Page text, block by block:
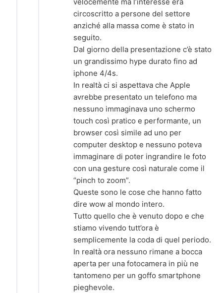
circoscritto a persone del settore
anziché alla massa come è stato in
seguito.
Dal giorno della presentazione c’è stato
un grandissimo hype durato fino ad
iphone 4/4s.
In realtà ci si aspettava che Apple
avrebbe presentato un telefono ma
nessuno immaginava uno schermo
touch così pratico e performante, un
browser così simile ad uno per
computer desktop e nessuno poteva
immaginare di poter ingrandire le foto
con una gesture così naturale come il
“pinch to zoom”.
Queste sono le cose che hanno fatto
dire wow al mondo intero.
Tutto quello che è venuto dopo e che
stiamo vivendo tutt’ora è
semplicemente la coda di quel periodo.
In realtà ora nessuno rimane a bocca
aperta per una fotocamera in più ne
tantomeno per un goffo smartphone
pieghevole.